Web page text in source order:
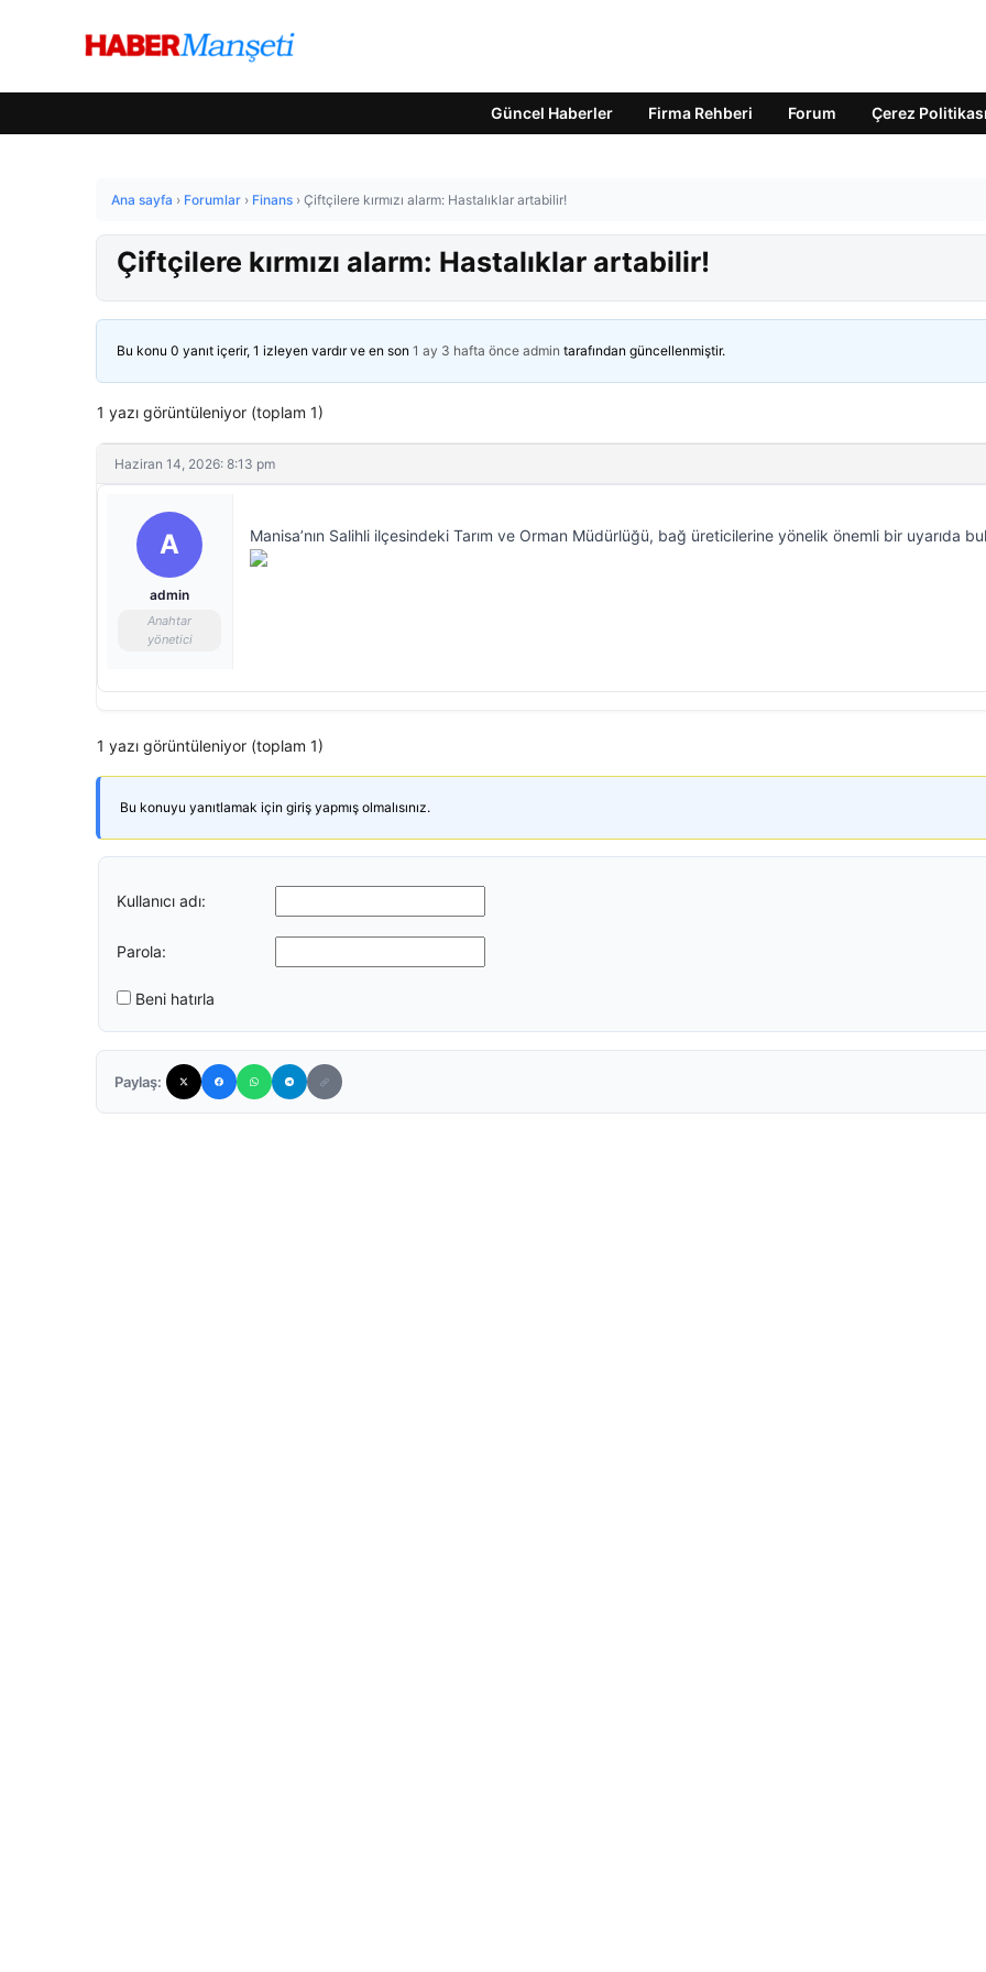
Güncel Haberler Firma Rehberi Forum Çerez Politikası
Ana sayfa › Forumlar › Finans › Çiftçilere kırmızı alarm: Hastalıklar artabilir!
Çiftçilere kırmızı alarm: Hastalıklar artabilir!
Bu konu 0 yanıt içerir, 1 izleyen vardır ve en son 1 ay 3 hafta önce admin tarafından güncellenmiştir.
1 yazı görüntüleniyor (toplam 1)
Haziran 14, 2026: 8:13 pm
A
admin
Anahtar
yönetici
Manisa’nın Salihli ilçesindeki Tarım ve Orman Müdürlüğü, bağ üreticilerine yönelik önemli bir uyarıda
1 yazı görüntüleniyor (toplam 1)
Bu konuyu yanıtlamak için giriş yapmış olmalısınız.
Kullanıcı adı:
Parola:
Beni hatırla
Paylaş: